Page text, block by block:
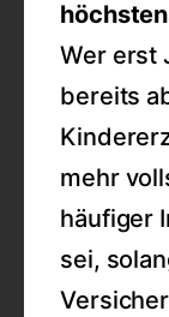
Wer erst
bereits
mehr
häufiger
sei,